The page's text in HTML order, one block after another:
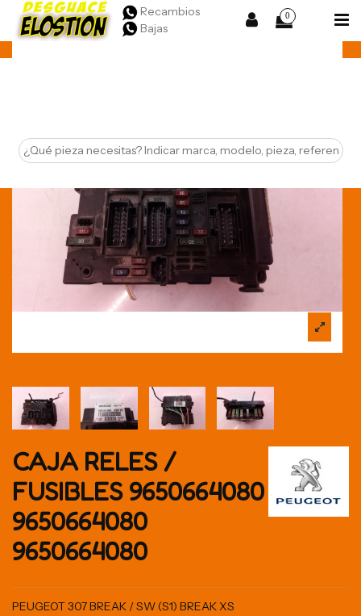
Recambios
Bajas
0
CAJA RELES /
FUSIBLES 9650664080
9650664080
9650664080
PEUGEOT 307 BREAK / SW (S1) BREAK XS